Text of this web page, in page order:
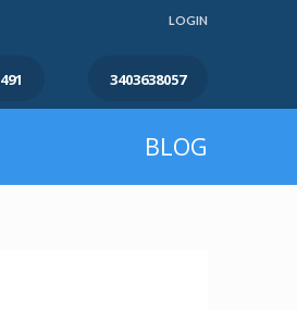
LOGIN
3403638057
BLOG